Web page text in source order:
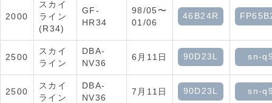
2000
スカイ
ライン
(R34)
GF-
HR34
98/05〜
01/06
46B24R
2500
スカイ
ライン
DBA-
NV36
6月11日 90D23L sn-
2500
スカイ
ライン
DBA-
NV36
7月11日 90D23L sn-